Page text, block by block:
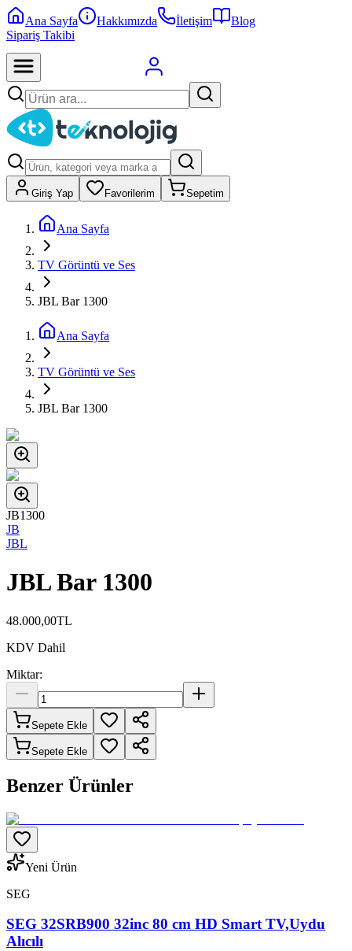
Ana Sayfa Hakkımızda İletişim
Blog
Sipariş Takibi
Giriş Yap Favorilerim Sepetim
Ana Sayfa
TV Görüntü ve Ses
JBL Bar 1300
Ana Sayfa
TV Görüntü ve Ses
JBL Bar 1300
JB1300
JB
JBL
JBL Bar 1300
48.000,00TL
KDV Dahil
Miktar:
Sepete Ekle
Sepete Ekle
Benzer Ürünler
Yeni Ürün
SEG
SEG 32SRB900 32inc 80 cm HD Smart TV,Uydu
Alıcılı